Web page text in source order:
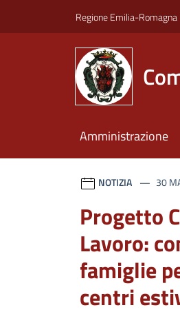
Regione Emilia-Romagna
Amministrazione
Comune di
Contenuti in
Novità in
NOTIZIA 30
Progetto
Lavoro:
famiglie
centri